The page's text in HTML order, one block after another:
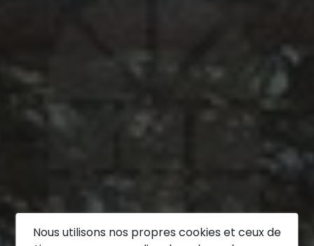
Trouvez la maison de vos rêves
Nous utilisons nos propres cookies et ceux de